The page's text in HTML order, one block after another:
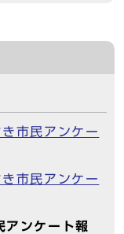
市民アンケー
市民アンケー
ンケート報